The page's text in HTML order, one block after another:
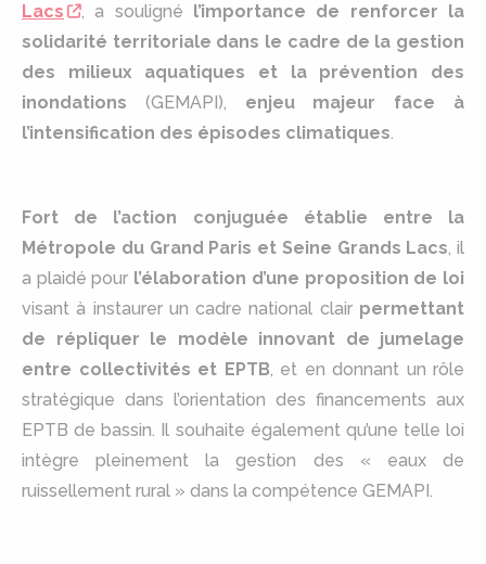
Lacs
, a souligné l’importance de renforcer la
solidarité territoriale dans le cadre de la gestion
des milieux aquatiques et la prévention des
inondations (GEMAPI), enjeu majeur face à
l’intensification des épisodes climatiques.
Fort de l’action conjuguée établie entre la
Métropole du Grand Paris et Seine Grands Lacs, il
a plaidé pour l’élaboration d’une proposition de loi
visant à instaurer un cadre national clair permettant
de répliquer le modèle innovant de jumelage
entre collectivités et EPTB, et en donnant un rôle
stratégique dans l’orientation des financements aux
EPTB de bassin. Il souhaite également qu’une telle loi
intègre pleinement la gestion des « eaux de
ruissellement rural » dans la compétence GEMAPI.